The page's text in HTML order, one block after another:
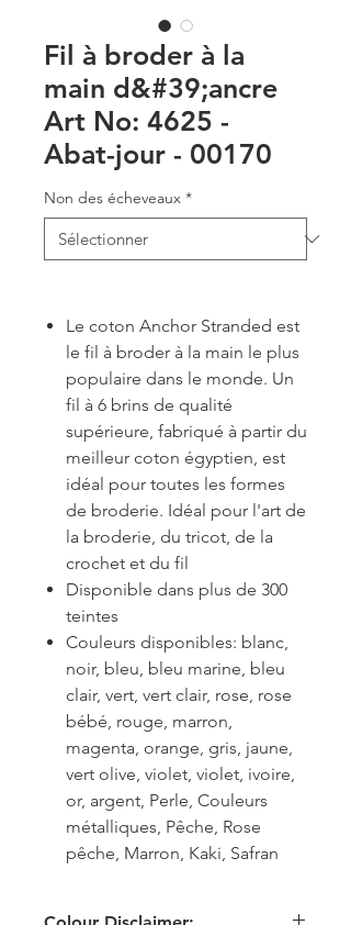
Fil à broder à la
main d&#39;ancre
Art No: 4625 -
Abat-jour - 00170
Non des écheveaux *
Le coton Anchor Stranded est
le fil à broder à la main le plus
populaire dans le monde. Un
fil à 6 brins de qualité
supérieure, fabriqué à partir du
meilleur coton égyptien, est
idéal pour toutes les formes
de broderie. Idéal pour l'art de
la broderie, du tricot, de la
crochet et du fil
Disponible dans plus de 300
teintes
Couleurs disponibles: blanc,
noir, bleu, bleu marine, bleu
clair, vert, vert clair, rose, rose
bébé, rouge, marron,
magenta, orange, gris, jaune,
vert olive, violet, violet, ivoire,
or, argent, Perle, Couleurs
métalliques, Pêche, Rose
pêche, Marron, Kaki, Safran